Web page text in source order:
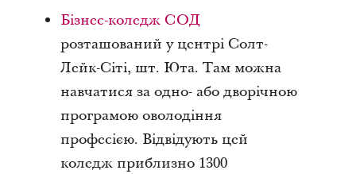
Бізнес-коледж СОД
розташований у центрі Солт-
Лейк-Сіті, шт. Юта. Там можна
навчатися за одно- або дворічною
програмою оволодіння
професією. Відвідують цей
коледж приблизно 1300